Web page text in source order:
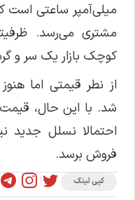
مشتری می‌رسد.
کوچک بازار یک سر و
از نطر قیمتی اما
احتمالا نسلل جدید
فروش برسد.
کپی لینک